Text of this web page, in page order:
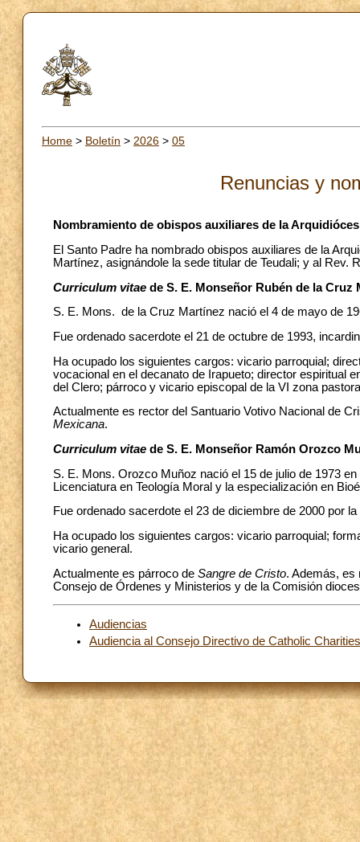
Home > Boletín > 2026 > 05
Renuncias y
Nombramiento de obispos auxiliares de la
El Santo Padre ha nombrado obispos auxiliares de la
Martínez, asignándole la sede titular de Teudali; y al Rev.
Curriculum vitae de S. E. Monseñor Rubén de la Cruz
S. E. Mons. de la Cruz Martínez nació el 4 de mayo de
Fue ordenado sacerdote el 21 de octubre de 1993,
Ha ocupado los siguientes cargos: vicario parroquial;
vocacional en el decanato de Irapueto; director espiritual
del Clero; párroco y vicario episcopal de la VI zona
Actualmente es rector del Santuario Votivo Nacional de
Mexicana.
Curriculum vitae de S. E. Monseñor Ramón Orozco
S. E. Mons. Orozco Muñoz nació el 15 de julio de 1973
Licenciatura en Teología Moral y la especialización en
Fue ordenado sacerdote el 23 de diciembre de 2000 por
Ha ocupado los siguientes cargos: vicario parroquial;
vicario general.
Actualmente es párroco de Sangre de Cristo. Además, es
Consejo de Órdenes y Ministerios y de la Comisión
Audiencias
Audiencia al Consejo Directivo de Catholic